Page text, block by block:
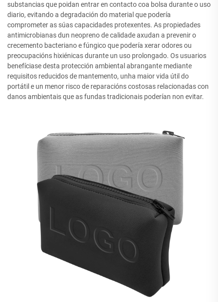
substancias que poidan entrar en contacto coa bolsa durante o uso
diario, evitando a degradación do material que podería
comprometer as súas capacidades protexentes. As propiedades
antimicrobianas dun neopreno de calidade axudan a prevenir o
crecemento bacteriano e fúngico que podería xerar odores ou
preocupacións hixiénicas durante un uso prolongado. Os usuarios
benefíciase desta protección ambiental abrangante mediante
requisitos reducidos de mantemento, unha maior vida útil do
portátil e un menor risco de reparacións costosas relacionadas con
danos ambientais que as fundas tradicionais poderían non evitar.